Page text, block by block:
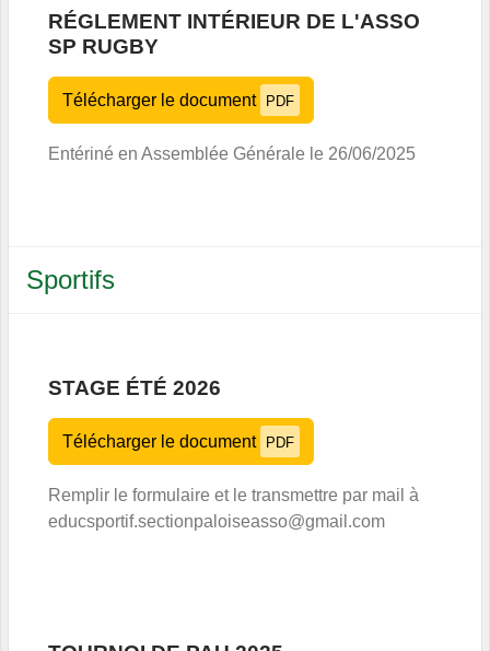
RÉGLEMENT INTÉRIEUR DE L'ASSO
SP RUGBY
Télécharger le document PDF
Entériné en Assemblée Générale le 26/06/2025
Sportifs
STAGE ÉTÉ 2026
Télécharger le document PDF
Remplir le formulaire et le transmettre par mail à
educsportif.sectionpaloiseasso@gmail.com